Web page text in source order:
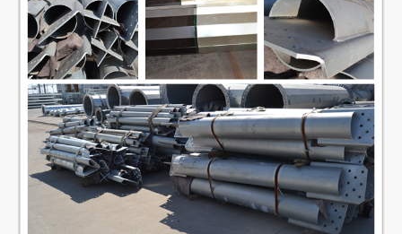
πελατών πραγματικά.
Ύφος
Το μέγεθος και οι μορφές είναι
veriable σύμφωνα με το αίτημα
πελατών